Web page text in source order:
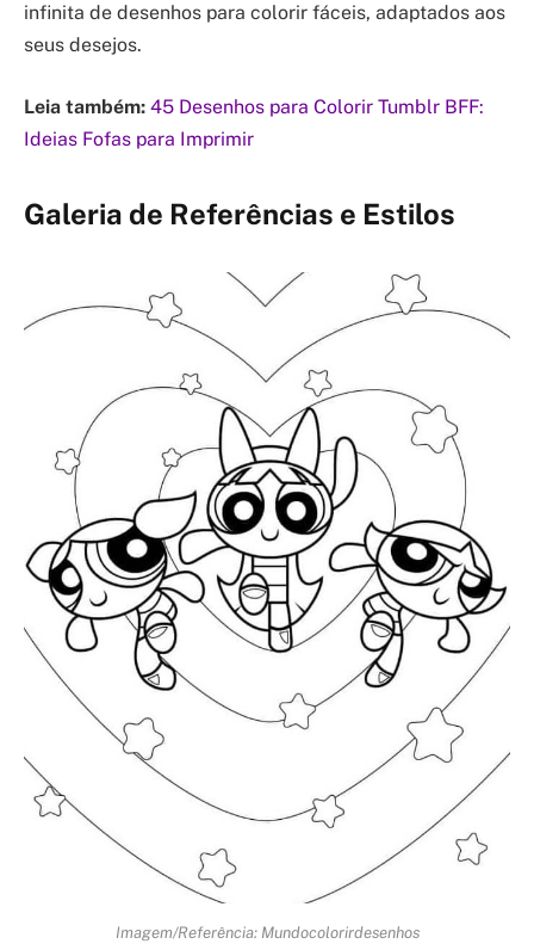
infinita de desenhos para colorir fáceis, adaptados aos
seus desejos.
Leia também: 45 Desenhos para Colorir Tumblr BFF:
Ideias Fofas para Imprimir
Galeria de Referências e Estilos
Imagem/Referência: Mundocolorirdesenhos